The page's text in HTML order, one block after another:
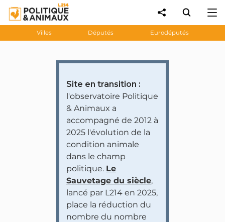
Villes Députés Eurodéputés
Site en transition :
l'observatoire Politique
& Animaux a
accompagné de 2012 à
2025 l'évolution de la
condition animale
dans le champ
politique. Le
Sauvetage du siècle,
lancé par L214 en 2025,
place la réduction du
nombre du nombre